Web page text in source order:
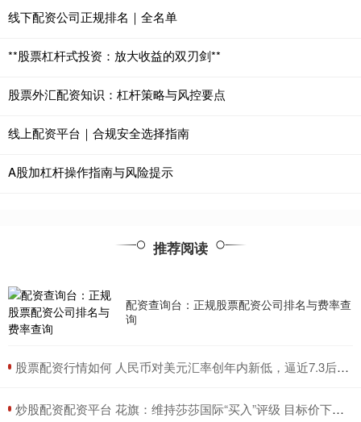
线下配资公司正规排名｜全名单
**股票杠杆式投资：放大收益的双刃剑**
股票外汇配资知识：杠杆策略与风控要点
线上配资平台｜合规安全选择指南
A股加杠杆操作指南与风险提示
推荐阅读
配资查询台：正规股票配资公司排名与费率查
询
​股票配资行情如何 人民币对美元汇率创年内新低，逼近7.3后怎么走？
​炒股配资配资平台 花旗：维持莎莎国际“买入”评级 目标价下调至1.49港元